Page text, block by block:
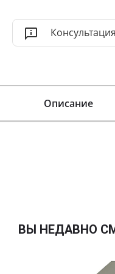
Консультация
Описание
ВЫ НЕДАВНО